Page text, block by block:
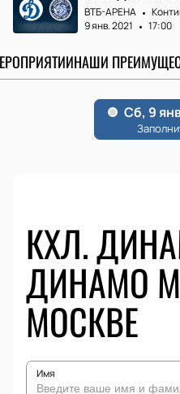
ВТБ-АРЕНА
9 янв. 2021
17:00
НАШИ
КХЛ.
ДИНАМО
МОСКВЕ
Имя